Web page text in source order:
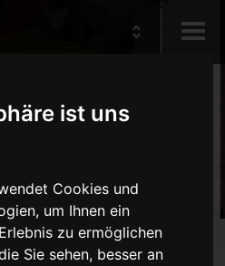
ist uns
Cookies und
um Ihnen ein
zu ermöglichen
Sie sehen, besser an
Orchester